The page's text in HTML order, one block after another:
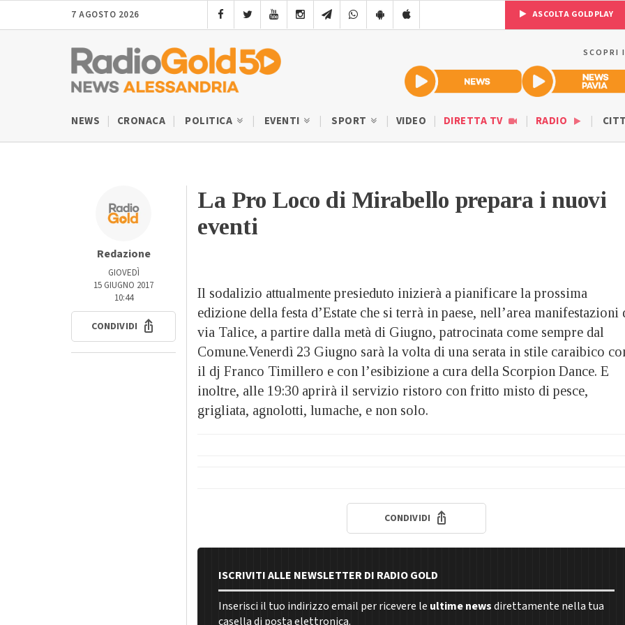
7 AGOSTO 2026 ASCOLTA GOLDPLAY
SCOPRI
NEWS CRONACA POLITICA EVENTI SPORT VIDEO DIRETTA TV RADIO
Redazione
GIOVEDÌ
15 GIUGNO 2017
10:44
CONDIVIDI
La Pro Loco di Mirabello prepara i nuovi
eventi
Il sodalizio attualmente presieduto inizierà a pianificare la prossima
edizione della festa d’Estate che si terrà in paese, nell’area manifestazioni
via Talice, a partire dalla metà di Giugno, patrocinata come sempre dal
Comune.Venerdì 23 Giugno sarà la volta di una serata in stile caraibico
il dj Franco Timillero e con l’esibizione a cura della Scorpion Dance. E
inoltre, alle 19:30 aprirà il servizio ristoro con fritto misto di pesce,
grigliata, agnolotti, lumache, e non solo.
CONDIVIDI
ISCRIVITI ALLE NEWSLETTER DI RADIO GOLD
Inserisci il tuo indirizzo email per ricevere le ultime newsdirettamente nella tua
casella di posta elettronica.